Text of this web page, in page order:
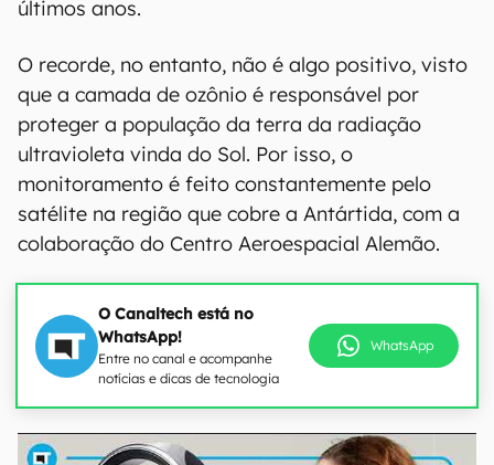
últimos anos.
O recorde, no entanto, não é algo positivo, visto
que a camada de ozônio é responsável por
proteger a população da terra da radiação
ultravioleta vinda do Sol. Por isso, o
monitoramento é feito constantemente pelo
satélite na região que cobre a Antártida, com a
colaboração do Centro Aeroespacial Alemão.
O Canaltech está no
WhatsApp!
Entre no canal e acompanhe
notícias e dicas de tecnologia
WhatsApp